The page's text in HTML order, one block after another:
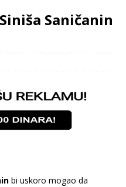
Saničanin
bi uskoro mogao da